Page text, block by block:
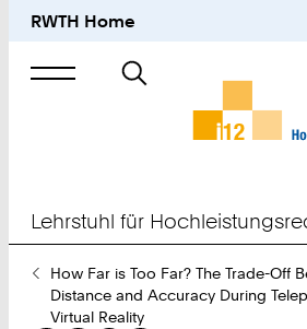
RWTH Home
Suche
nach
Lehrstuhl für
Sie
sind
hier:
How Far is Too Far? The Trade-Off
Distance and Accuracy During
Virtual Reality